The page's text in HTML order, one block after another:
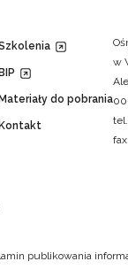
BIP
Materiały do pobrania
Kontakt
w
publikowania